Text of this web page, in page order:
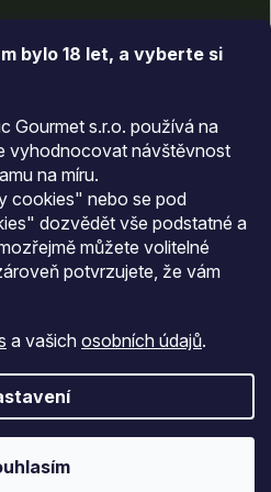
bylo 18 let, a vyberte si
Gourmet s.r.o. používá na
vyhodnocovat návštěvnost
na míru.
cookies" nebo se pod
dozvědět vše podstatné a
můžete volitelné
potvrzujete, že vám
a vašich osobních údajů.
Kč · Expedice do 24 hodin ·
přímo od výrobců
údajů
cookies